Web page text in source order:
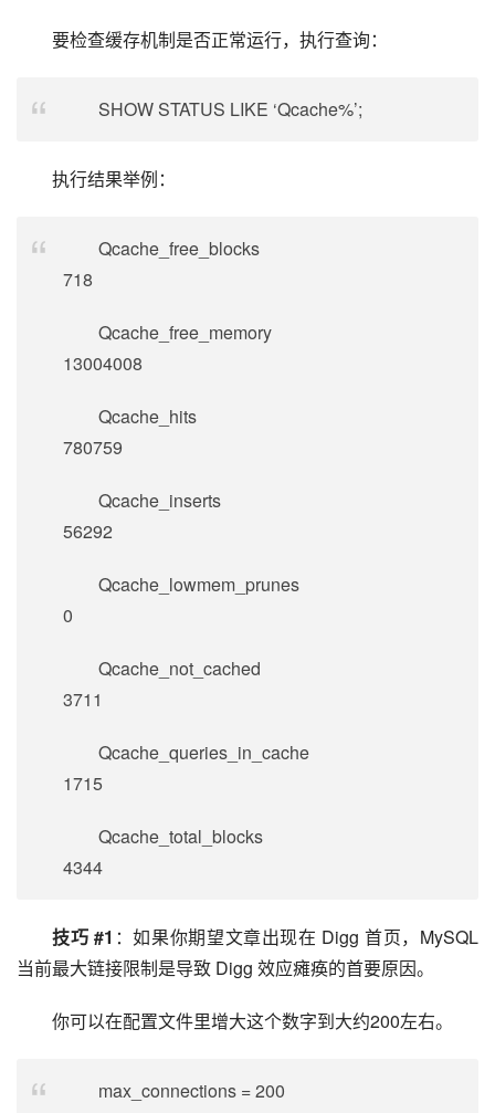
要检查缓存机制是否正常运行，执行查询：
SHOW STATUS LIKE ‘Qcache%’;
执行结果举例：
Qcache_free_blocks
718
Qcache_free_memory
13004008
Qcache_hits
780759
Qcache_inserts
56292
Qcache_lowmem_prunes
0
Qcache_not_cached
3711
Qcache_queries_in_cache
1715
Qcache_total_blocks
4344
技巧 #1 ：如果你期望文章出现在 Digg 首页，MySQL
当前最大链接限制是导致 Digg 效应瘫痪的首要原因。
你可以在配置文件里增大这个数字到大约200左右。
max_connections = 200